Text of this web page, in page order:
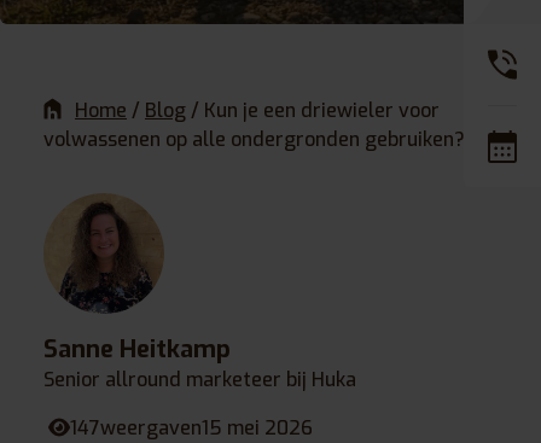
Home / Blog / Kun je een driewieler voor
volwassenen op alle ondergronden gebruiken?
Sanne Heitkamp
Senior allround marketeer bij Huka
147weergaven15 mei 2026